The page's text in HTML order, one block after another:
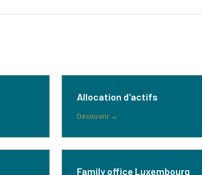
Allocation d'actifs
Découvrir→
Family office Luxembourg